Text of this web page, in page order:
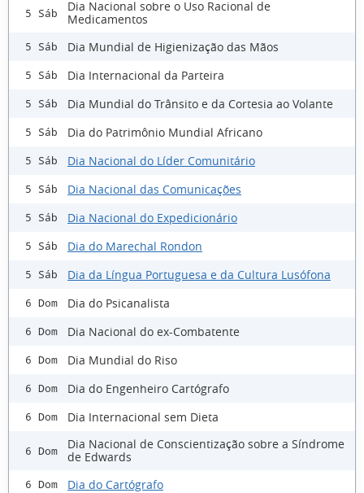
5 Sáb
Dia Nacional sobre o Uso Racional de
Medicamentos
5 Sáb Dia Mundial de Higienização das Mãos
5 Sáb Dia Internacional da Parteira
5 Sáb Dia Mundial do Trânsito e da Cortesia ao Volante
5 Sáb Dia do Patrimônio Mundial Africano
5 Sáb Dia Nacional do Líder Comunitário
5 Sáb Dia Nacional das Comunicações
5 Sáb Dia Nacional do Expedicionário
5 Sáb Dia do Marechal Rondon
5 Sáb Dia da Língua Portuguesa e da Cultura Lusófona
6 Dom Dia do Psicanalista
6 Dom Dia Nacional do ex-Combatente
6 Dom Dia Mundial do Riso
6 Dom Dia do Engenheiro Cartógrafo
6 Dom Dia Internacional sem Dieta
6 Dom
Dia Nacional de Conscientização sobre a Síndrome
de Edwards
6 Dom Dia do Cartógrafo